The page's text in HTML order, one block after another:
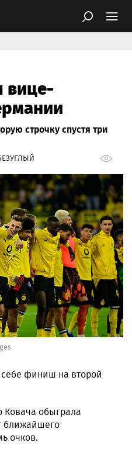
вице-
строчку спустя три
финиш на второй
Ковача обыграла
ближайшего
очков.